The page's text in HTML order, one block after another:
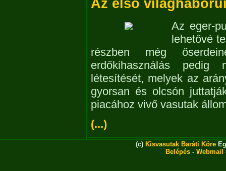
Az első
Az eger-
lehetővé
részben még
erdőkihasználás pedig
létesítését, melyek az
gyorsan és olcsón
piacához vivő vasutak
(...)
(c) Kisvasutak Baráti Köre
Belépés - Webmail